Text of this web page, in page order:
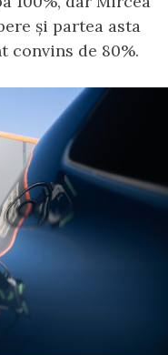
și partea asta
convins de 80%.